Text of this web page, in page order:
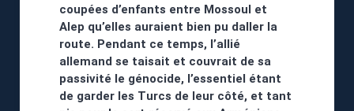
coupées d’enfants entre Mossoul et
Alep qu’elles auraient bien pu daller la
route. Pendant ce temps, l’allié
allemand se taisait et couvrait de sa
passivité le génocide, l’essentiel étant
de garder les Turcs de leur côté, et tant